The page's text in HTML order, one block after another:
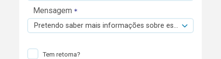
Mensagem
Pretendo saber mais informações sobre esta viatura.
Tem retoma?